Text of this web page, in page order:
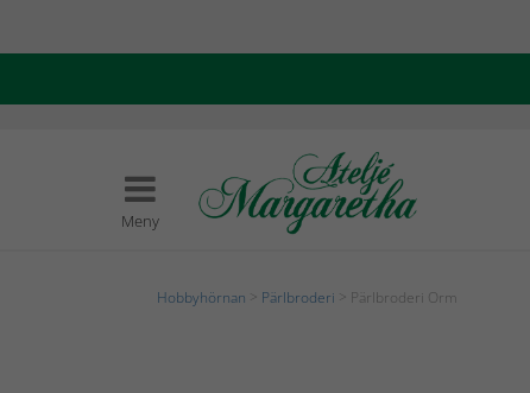
Meny
Hobbyhörnan Pärlbroderi > Pärlbroderi Orm